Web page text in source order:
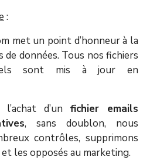
:
met un point d’honneur à la
de données. Tous nos fichiers
sont mis à jour en
l’achat d’unfichier emails
, sans doublon, nous
contrôles, supprimons
les opposés au marketing.